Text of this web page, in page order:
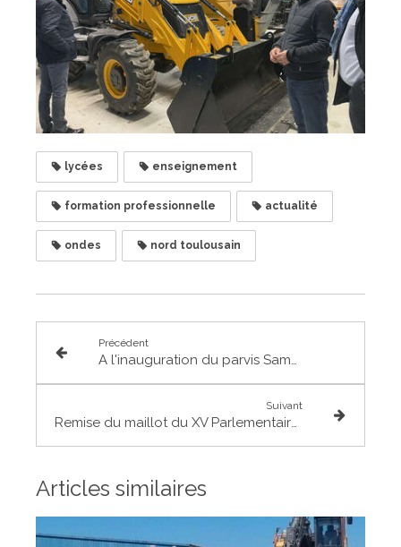
lycées enseignement
formation professionnelle actualité
ondes nord toulousain
Précédent
Suivant
Articles similaires